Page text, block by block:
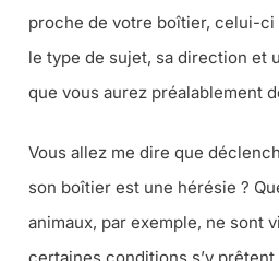
proche de votre boîtier, celui-
le type de sujet, sa direction et
que vous aurez préalablement
Vous allez me dire que
son boîtier est une hérésie ?
animaux, par exemple, ne sont